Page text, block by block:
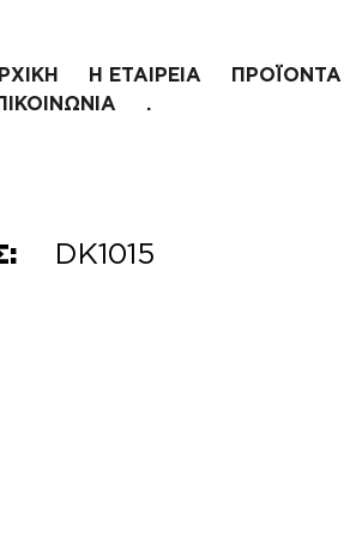
Η ΕΤΑΙΡΕΙΑ ΠΡΟΪΟΝΤΑ
.
DK1015